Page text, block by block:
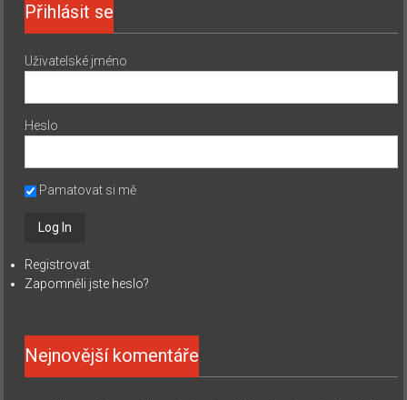
Přihlásit se
Uživatelské jméno
Heslo
Pamatovat si mě
Registrovat
Zapomněli jste heslo?
Nejnovější komentáře